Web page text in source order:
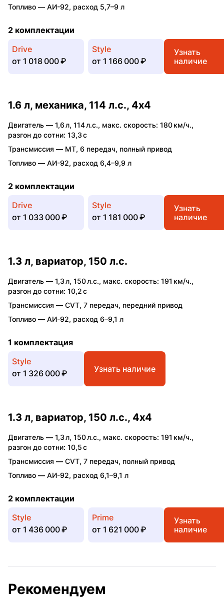
Топливо — АИ-92, расход 5,7–9 л
2 комплектации
Drive
от 1 018 000 ₽
Style
от 1 166 000 ₽
Узнать
наличие
1.6 л, механика, 114 л.с., 4x4
Двигатель — 1,6 л, 114 л.с., макс. скорость: 180 км/ч.,
разгон до сотни: 13,3 с
Трансмиссия — MT, 6 передач, полный привод
Топливо — АИ-92, расход 6,4–9,9 л
2 комплектации
Drive
от 1 033 000 ₽
Style
от 1 181 000 ₽
Узнать
наличие
1.3 л, вариатор, 150 л.с.
Двигатель — 1,3 л, 150 л.с., макс. скорость: 191 км/ч.,
разгон до сотни: 10,2 с
Трансмиссия — CVT, 7 передач, передний привод
Топливо — АИ-92, расход 6–9,1 л
1 комплектация
Style
от 1 326 000 ₽ Узнать наличие
1.3 л, вариатор, 150 л.с., 4x4
Двигатель — 1,3 л, 150 л.с., макс. скорость: 191 км/ч.,
разгон до сотни: 10,5 с
Трансмиссия — CVT, 7 передач, полный привод
Топливо — АИ-92, расход 6,1–9,1 л
2 комплектации
Style
от 1 436 000 ₽
Prime
от 1 621 000 ₽
Узнать
наличие
Рекомендуем